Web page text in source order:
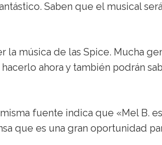
Saben que el musical
la música de las Spice. Mucha
ahora y también podrán
fuente indica que «Mel B.
que es una gran oportunidad